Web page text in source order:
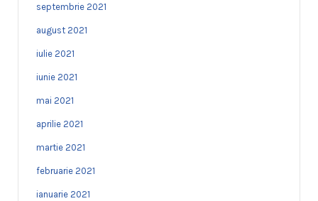
septembrie 2021
august 2021
iulie 2021
iunie 2021
mai 2021
aprilie 2021
martie 2021
februarie 2021
ianuarie 2021